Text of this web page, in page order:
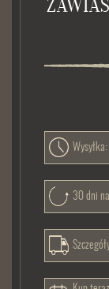
30 dni